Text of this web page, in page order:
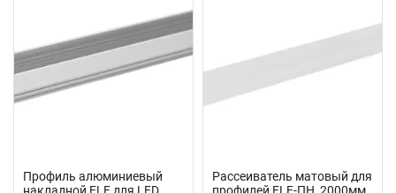
Профиль алюминиевый
Рассеиватель матовый для